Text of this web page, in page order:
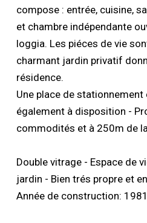
compose : entrée, cuisine,
et chambre indépendante
loggia. Les piéces de vie
charmant jardin privatif
résidence.
Une place de
également à disposition -
commodités et à 250m de
Double vitrage - Espace de
jardin - Bien trés propre et
Année de construction: 1981